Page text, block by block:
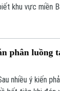
khu vực miền
nhiều chuyến
phân luồng
nhiều ý kiến